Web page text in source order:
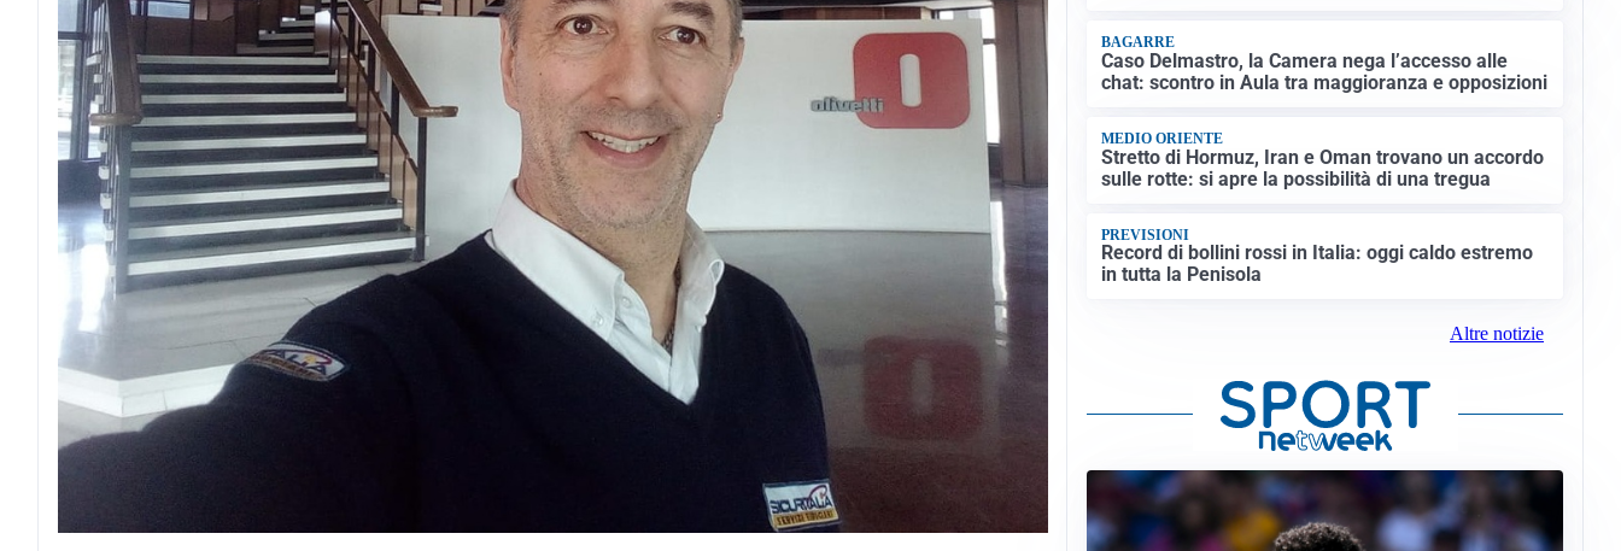
BAGARRE
Caso Delmastro, la Camera nega l’accesso alle
chat: scontro in Aula tra maggioranza e opposizioni
MEDIO ORIENTE
Stretto di Hormuz, Iran e Oman trovano un accordo
sulle rotte: si apre la possibilità di una tregua
PREVISIONI
Record di bollini rossi in Italia: oggi caldo estremo
in tutta la Penisola
Altre notizie